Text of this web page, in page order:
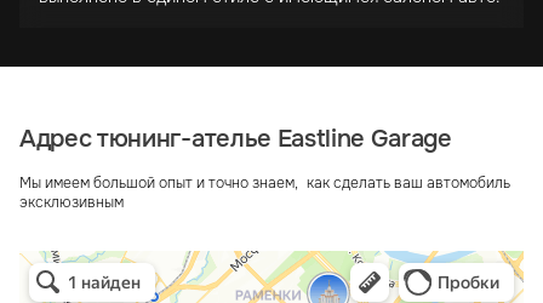
Адрес тюнинг-ателье Eastline Garage
Мы имеем большой опыт и точно знаем, как сделать ваш автомобиль
эксклюзивным